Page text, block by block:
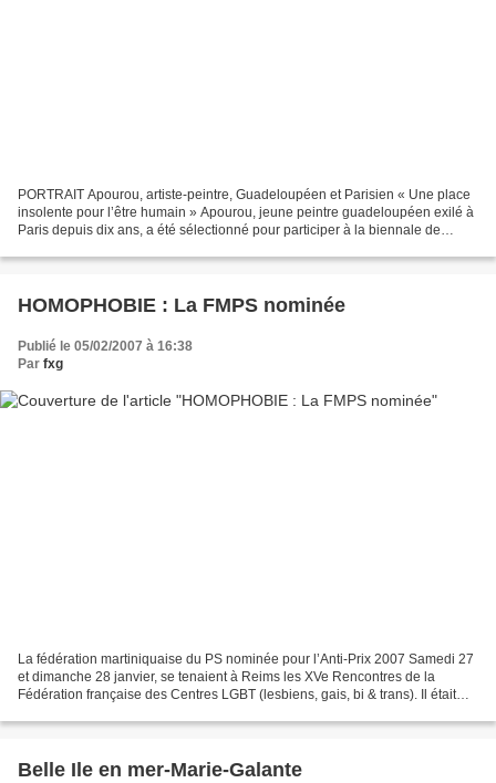
PORTRAIT Apourou, artiste-peintre, Guadeloupéen et Parisien « Une place
insolente pour l’être humain » Apourou, jeune peintre guadeloupéen exilé à
Paris depuis dix ans, a été sélectionné pour participer à la biennale de
HOMOPHOBIE : La FMPS nominée
Publié le 05/02/2007 à 16:38
Par fxg
La fédération martiniquaise du PS nominée pour l’Anti-Prix 2007 Samedi 27
et dimanche 28 janvier, se tenaient à Reims les XVe Rencontres de la
Fédération française des Centres LGBT (lesbiens, gais, bi & trans). Il était
Belle Ile en mer-Marie-Galante